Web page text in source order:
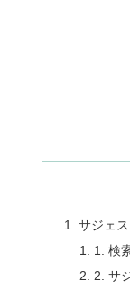
サジェ
1. 検
2. サ